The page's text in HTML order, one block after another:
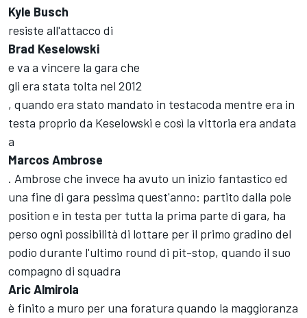
Kyle Busch
resiste all'attacco di
Brad Keselowski
e va a vincere la gara che
gli era stata tolta nel 2012
, quando era stato mandato in testacoda mentre era in
testa proprio da Keselowski e così la vittoria era andata
a
Marcos Ambrose
. Ambrose che invece ha avuto un inizio fantastico ed
una fine di gara pessima quest'anno: partito dalla pole
position e in testa per tutta la prima parte di gara, ha
perso ogni possibilità di lottare per il primo gradino del
podio durante l'ultimo round di pit-stop, quando il suo
compagno di squadra
Aric Almirola
è finito a muro per una foratura quando la maggioranza